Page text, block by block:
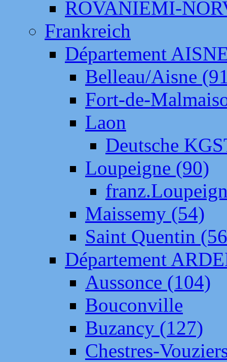
ROVANIEMI-
Frankreich
Département
Belleau/Aisne
Fort-de-
Laon
Deutsche
Loupeigne (90)
Maissemy (54)
Saint Quentin
Département
Aussonce (104)
Bouconville
Buzancy (127)
Chestres-